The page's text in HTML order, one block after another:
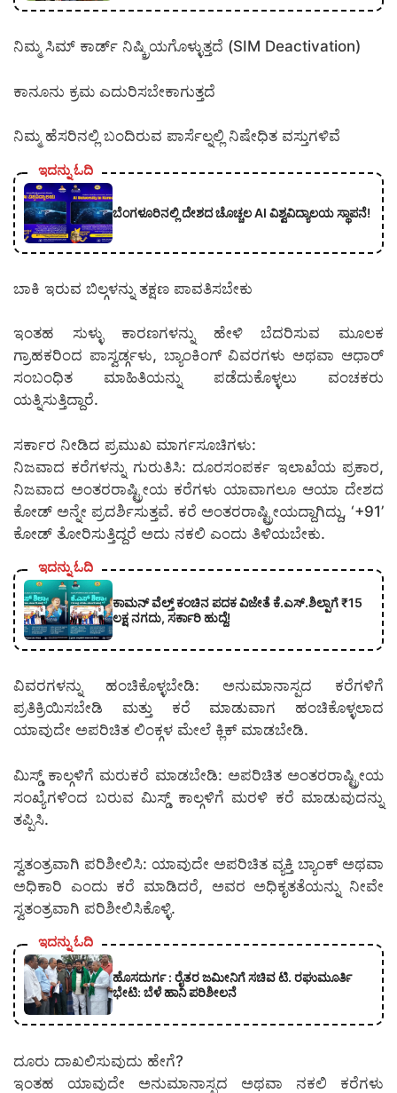
ನಿಮ್ಮ ಸಿಮ್ ಕಾರ್ಡ್ ನಿಷ್ಕ್ರಿಯಗೊಳ್ಳುತ್ತದೆ (SIM Deactivation)
ಕಾನೂನು ಕ್ರಮ ಎದುರಿಸಬೇಕಾಗುತ್ತದೆ
ನಿಮ್ಮ ಹೆಸರಿನಲ್ಲಿ ಬಂದಿರುವ ಪಾರ್ಸೆಲ್ನಲ್ಲಿ ನಿಷೇಧಿತ ವಸ್ತುಗಳಿವೆ
ಇದನ್ನು ಓದಿ
ಬೆಂಗಳೂರಿನಲ್ಲಿ ದೇಶದ ಚೊಚ್ಚಲ AI ವಿಶ್ವವಿದ್ಯಾಲಯ ಸ್ಥಾಪನೆ!
ಬಾಕಿ ಇರುವ ಬಿಲ್ಗಳನ್ನು ತಕ್ಷಣ ಪಾವತಿಸಬೇಕು
ಇಂತಹ ಸುಳ್ಳು ಕಾರಣಗಳನ್ನು ಹೇಳಿ ಬೆದರಿಸುವ ಮೂಲಕ
ಗ್ರಾಹಕರಿಂದ ಪಾಸ್ವರ್ಡ್ಗಳು, ಬ್ಯಾಂಕಿಂಗ್ ವಿವರಗಳು ಅಥವಾ ಆಧಾರ್
ಸಂಬಂಧಿತ ಮಾಹಿತಿಯನ್ನು ಪಡೆದುಕೊಳ್ಳಲು ವಂಚಕರು
ಯತ್ನಿಸುತ್ತಿದ್ದಾರೆ.
ಸರ್ಕಾರ ನೀಡಿದ ಪ್ರಮುಖ ಮಾರ್ಗಸೂಚಿಗಳು:
ನಿಜವಾದ ಕರೆಗಳನ್ನು ಗುರುತಿಸಿ: ದೂರಸಂಪರ್ಕ ಇಲಾಖೆಯ ಪ್ರಕಾರ,
ನಿಜವಾದ ಅಂತರರಾಷ್ಟ್ರೀಯ ಕರೆಗಳು ಯಾವಾಗಲೂ ಆಯಾ ದೇಶದ
ಕೋಡ್ ಅನ್ನೇ ಪ್ರದರ್ಶಿಸುತ್ತವೆ. ಕರೆ ಅಂತರರಾಷ್ಟ್ರೀಯದ್ದಾಗಿದ್ದು, ‘+91’
ಕೋಡ್ ತೋರಿಸುತ್ತಿದ್ದರೆ ಅದು ನಕಲಿ ಎಂದು ತಿಳಿಯಬೇಕು.
ಇದನ್ನು ಓದಿ
ಕಾಮನ್ ವೆಲ್ತ್ ಕಂಚಿನ ಪದಕ ವಿಜೇತೆ ಕೆ.ಎಸ್.ಶಿಲ್ಪಾಗೆ ₹15
ಲಕ್ಷ ನಗದು, ಸರ್ಕಾರಿ ಹುದ್ದೆ!
ವಿವರಗಳನ್ನು ಹಂಚಿಕೊಳ್ಳಬೇಡಿ: ಅನುಮಾನಾಸ್ಪದ ಕರೆಗಳಿಗೆ
ಪ್ರತಿಕ್ರಿಯಿಸಬೇಡಿ ಮತ್ತು ಕರೆ ಮಾಡುವಾಗ ಹಂಚಿಕೊಳ್ಳಲಾದ
ಯಾವುದೇ ಅಪರಿಚಿತ ಲಿಂಕ್ಗಳ ಮೇಲೆ ಕ್ಲಿಕ್ ಮಾಡಬೇಡಿ.
ಮಿಸ್ಡ್ ಕಾಲ್ಗಳಿಗೆ ಮರುಕರೆ ಮಾಡಬೇಡಿ: ಅಪರಿಚಿತ ಅಂತರರಾಷ್ಟ್ರೀಯ
ಸಂಖ್ಯೆಗಳಿಂದ ಬರುವ ಮಿಸ್ಡ್ ಕಾಲ್ಗಳಿಗೆ ಮರಳಿ ಕರೆ ಮಾಡುವುದನ್ನು
ತಪ್ಪಿಸಿ.
ಸ್ವತಂತ್ರವಾಗಿ ಪರಿಶೀಲಿಸಿ: ಯಾವುದೇ ಅಪರಿಚಿತ ವ್ಯಕ್ತಿ ಬ್ಯಾಂಕ್ ಅಥವಾ
ಅಧಿಕಾರಿ ಎಂದು ಕರೆ ಮಾಡಿದರೆ, ಅವರ ಅಧಿಕೃತತೆಯನ್ನು ನೀವೇ
ಸ್ವತಂತ್ರವಾಗಿ ಪರಿಶೀಲಿಸಿಕೊಳ್ಳಿ.
ಇದನ್ನು ಓದಿ
ಹೊಸದುರ್ಗ : ರೈತರ ಜಮೀನಿಗೆ ಸಚಿವ ಟಿ. ರಘುಮೂರ್ತಿ
ಭೇಟಿ: ಬೆಳೆ ಹಾನಿ ಪರಿಶೀಲನೆ
ದೂರು ದಾಖಲಿಸುವುದು ಹೇಗೆ?
ಇಂತಹ ಯಾವುದೇ ಅನುಮಾನಾಸ್ಪದ ಅಥವಾ ನಕಲಿ ಕರೆಗಳು